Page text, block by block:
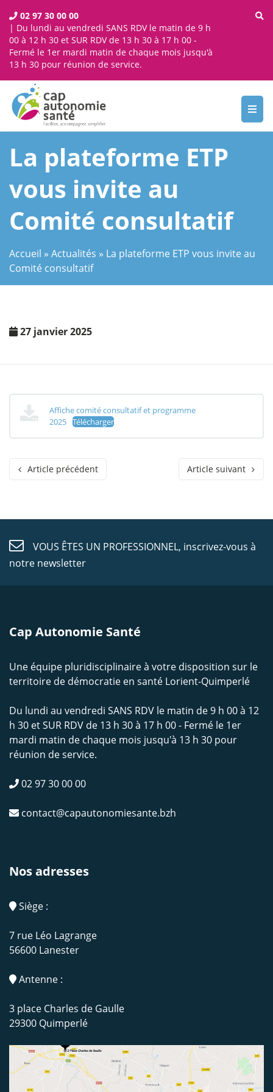
02 97 30 00 00
| Du lundi au vendredi SANS RDV le matin de 9 h
00 à 12 h 30 et SUR RDV de 13 h 30 à 17 h 00 -
Fermé le 1er mardi matin de chaque mois jusqu'à
13 h 30 pour réunion de service.
La plateforme ETP
vous invite au
Comité consultatif
Accueil » Actualités » La plateforme ETP vous invite au
Comité consultatif
27 janvier 2025
Affiche comité consultatif et programme
2025 Télécharger
Article précédent Article suivant
VOUS ÊTES UN PROFESSIONNEL, inscrivez-vous à
notre newsletter
Cap Autonomie Santé
Une équipe pluridisciplinaire à votre disposition sur le
territoire de démocratie en santé Lorient-Quimperlé
Du lundi au vendredi SANS RDV le matin de 9 h 00 à 12
h 30 et SUR RDV de 13 h 30 à 17 h 00 - Fermé le 1er
mardi matin de chaque mois jusqu'à 13 h 30 pour
réunion de service.
02 97 30 00 00
contact@capautonomiesante.bzh
Nos adresses
Siège :
7 rue Léo Lagrange
56600 Lanester
Antenne :
3 place Charles de Gaulle
29300 Quimperlé